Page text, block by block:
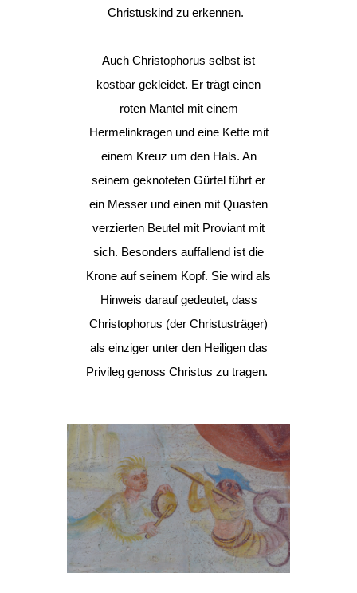
Christuskind zu erkennen.
Auch Christophorus selbst ist
kostbar gekleidet. Er trägt einen
roten Mantel mit einem
Hermelinkragen und eine Kette mit
einem Kreuz um den Hals. An
seinem geknoteten Gürtel führt er
ein Messer und einen mit Quasten
verzierten Beutel mit Proviant mit
sich. Besonders auffallend ist die
Krone auf seinem Kopf. Sie wird als
Hinweis darauf gedeutet, dass
Christophorus (der Christusträger)
als einziger unter den Heiligen das
Privileg genoss Christus zu tragen.